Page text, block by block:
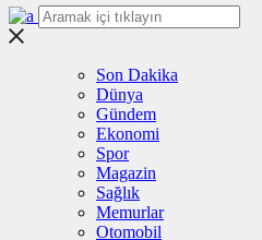
Son Dakika
Dünya
Gündem
Ekonomi
Spor
Magazin
Sağlık
Memurlar
Otomobil